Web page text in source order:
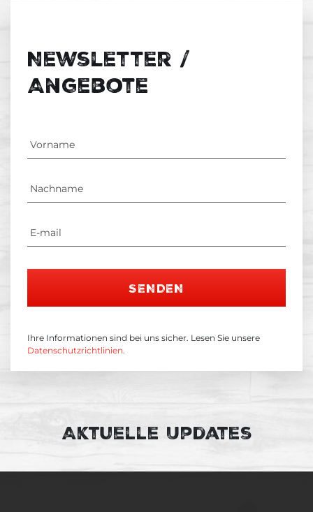
Newsletter /
Angebote
Ihre Informationen sind bei uns sicher. Lesen Sie unsere
Datenschutzrichtlinien.
SENDEN
Aktuelle Updates